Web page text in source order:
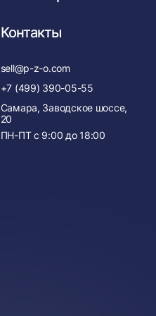
Контакты
sell@p-z-o.com
+7 (499) 390-05-55
Самара, Заводское шоссе,
20
ПН-ПТ с 9:00 до 18:00